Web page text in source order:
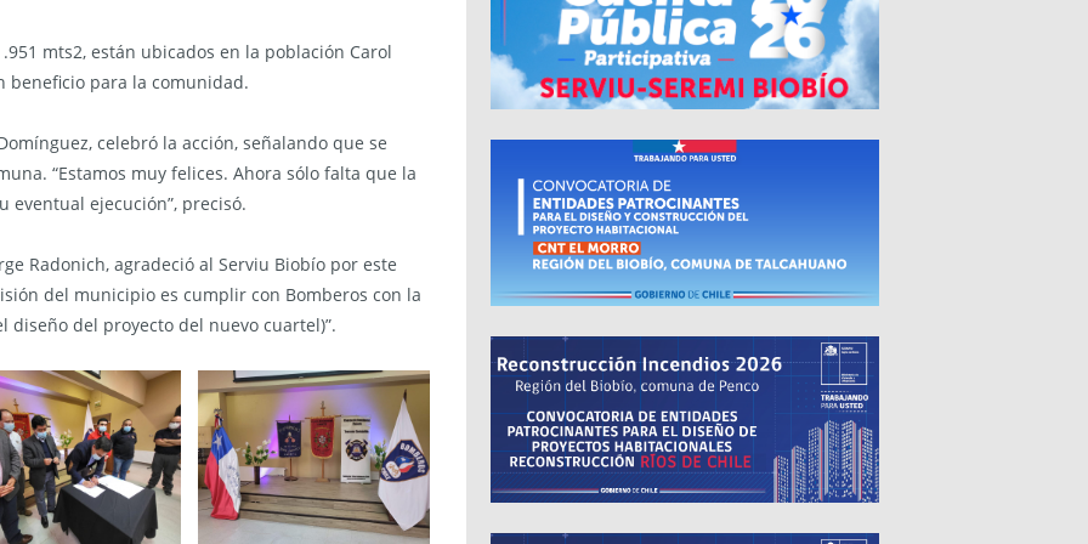
mts2, están ubicados en la población Carol
beneficio para la comunidad.
celebró la acción, señalando que se
“Estamos muy felices. Ahora sólo falta que la
eventual ejecución”, precisó.
Radonich, agradeció al Serviu Biobío por este
del municipio es cumplir con Bomberos con la
del proyecto del nuevo cuartel)”.